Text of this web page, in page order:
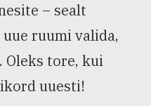
– sealt
ruumi valida,
Oleks tore, kui
uuesti!